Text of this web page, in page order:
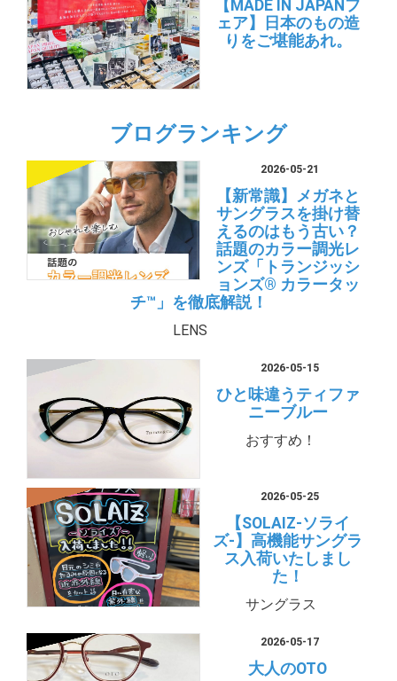
【MADE IN JAPANフ
ェア】日本のもの造
りをご堪能あれ。
ブログランキング
2026-05-21
【新常識】メガネと
サングラスを掛け替
えるのはもう古い？
話題のカラー調光レ
ンズ「トランジッシ
ョンズ® カラータッ
チ™」を徹底解説！
LENS
2026-05-15
ひと味違うティファ
ニーブルー
おすすめ！
2026-05-25
【SOLAIZ-ソライ
ズ-】高機能サングラ
ス入荷いたしまし
た！
サングラス
2026-05-17
大人のOTO